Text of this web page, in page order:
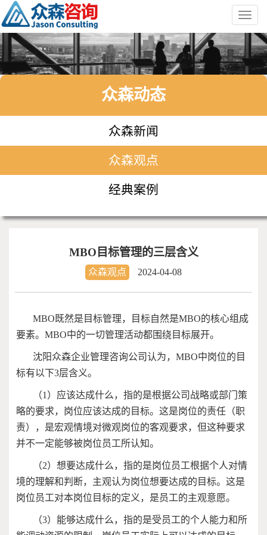
众森动态
众森新闻
众森观点
经典案例
MBO目标管理的三层含义
众森观点 2024-04-08
MBO既然是目标管理，目标自然是MBO的核心组成
要素。 MBO中的一切管理活动都围绕目标展开。
沈阳众森企业管理咨询公司认为， MBO中岗位的目
标有以下3层含义。
（1）应该达成什么，指的是根据公司战略或部门策
略的要求，岗位应该达成的目标。这是岗位的责任（职
责），是宏观情境对微观岗位的客观要求，但这种要求
并不一定能够被岗位员工所认知。
（2）想要达成什么，指的是岗位员工根据个人对情
境的理解和判断，主观认为岗位想要达成的目标。这是
岗位员工对本岗位目标的定义，是员工的主观意愿。
（3）能够达成什么，指的是受员工的个人能力和所